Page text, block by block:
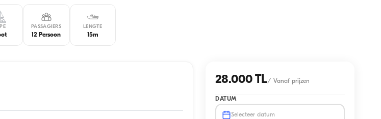
PASSAGIERS
12 Persoon
LENGTE
15m
28.000 TL/ Vanaf prijzen
DATUM
Selecteer datum